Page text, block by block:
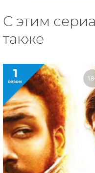
С этим
также
1
сезон